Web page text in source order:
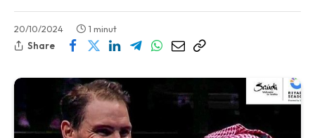
20/10/2024
1 minut
Share